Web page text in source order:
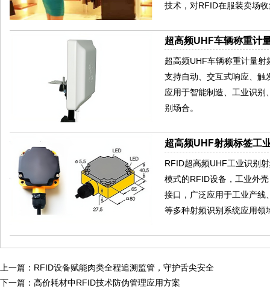
技术，对RFID在服装卖场
超高频UHF车辆称重计
超高频UHF车辆称重计量
支持自动、交互式响应、触
应用于智能制造、工业识
别场合。
超高频UHF射频标签工
RFID超高频UHF工业识别
模式的RFID设备，工业外
接口，广泛应用于工业产线
等多种射频识别系统应用领
上一篇： RFID设备赋能肉类全程追溯监管，守护舌尖安全
下一篇： 高价耗材中RFID技术防伪管理应用方案